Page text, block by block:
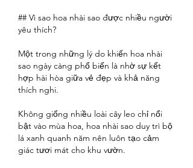
## Vì sao hoa nhài sao được nhiều người
yêu thích?
Một trong những lý do khiến hoa nhài
sao ngày càng phổ biến là nhờ sự kết
hợp hài hòa giữa vẻ đẹp và khả năng
thích nghi.
Không giống nhiều loài cây leo chỉ nổi
bật vào mùa hoa, hoa nhài sao duy trì bộ
lá xanh quanh năm nên luôn tạo cảm
giác tươi mát cho khu vườn.